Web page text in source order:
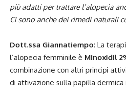
più adatti per trattare l’alopecia
Ci sono anche dei rimedi naturali
Dott.ssa Giannatiempo: La
l’alopecia femminile è Minoxidil
combinazione con altri principi
di attivazione sulla papilla